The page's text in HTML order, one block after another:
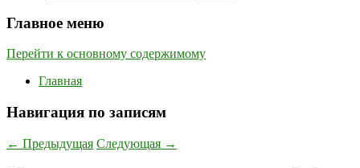
Главное меню
Перейти к основному содержимому
Главная
Навигация по записям
← Предыдущая Следующая →